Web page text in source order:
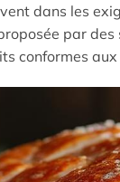
dans les
par
conformes